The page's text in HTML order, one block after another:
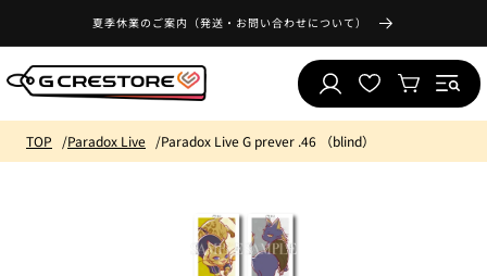
夏季休業のご案内（発送・お問い合わせについて）
登
入
喜
歡
的
列
表
購
物
車
TOP Paradox Live Paradox Live G prever .46 （blind）